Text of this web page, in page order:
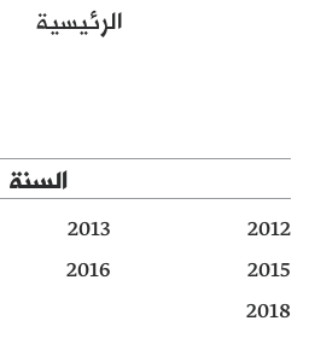
الرئيسية
السنة
2012
2013
2015
2016
2018